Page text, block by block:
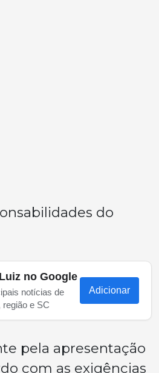
do
no Google
notícias de
região e SC
Adicionar
pela apresentação
com as exigências